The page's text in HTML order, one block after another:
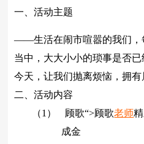
一、活动主题
――生活在闹市喧嚣的我们，
当中，大大小小的琐事是否已
今天，让我们抛离烦恼，拥
二、活动内容
（1）
顾歌“>顾歌老师
成金